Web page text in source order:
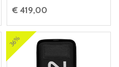
€ 419,00
36%